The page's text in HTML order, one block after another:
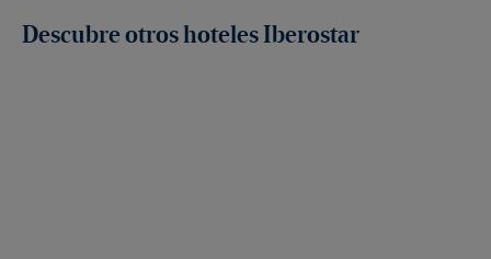
Descubre otros hoteles Iberostar